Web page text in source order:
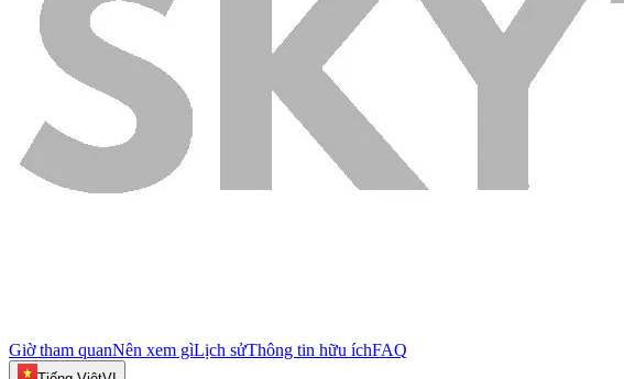
Giờ tham quanNên xem gìLịch sửThông tin hữu íchFAQ